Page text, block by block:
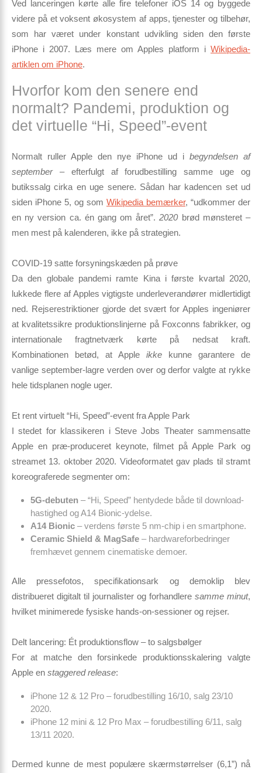
Ved lanceringen kørte alle fire telefoner iOS 14 og byggede
videre på et voksent økosystem af apps, tjenester og tilbehør,
som har været under konstant udvikling siden den første
iPhone i 2007. Læs mere om Apples platform i Wikipedia-
artiklen om iPhone.
Hvorfor kom den senere end
normalt? Pandemi, produktion og
det virtuelle “Hi, Speed”-event
Normalt ruller Apple den nye iPhone ud i begyndelsen af
september– efterfulgt af forudbestilling samme uge og
butikssalg cirka en uge senere. Sådan har kadencen set ud
siden iPhone 5, og som Wikipedia bemærker, “udkommer der
en ny version ca. én gang om året”.2020brød mønsteret –
men mest på kalenderen, ikke på strategien.
COVID-19 satte forsyningskæden på prøve
Da den globale pandemi ramte Kina i første kvartal 2020,
lukkede flere af Apples vigtigste underleverandører midlertidigt
ned. Rejserestriktioner gjorde det svært for Apples ingeniører
at kvalitetssikre produktionslinjerne på Foxconns fabrikker, og
internationale fragt­netværk kørte på nedsat kraft.
Kombinationen betød, at Apple ikke kunne garantere de
vanlige september-lagre verden over og derfor valgte at rykke
hele tidsplanen nogle uger.
Et rent virtuelt “Hi, Speed”-event fra Apple Park
I stedet for klassikeren i Steve Jobs Theater sammensatte
Apple en præ-produceret keynote, filmet på Apple Park og
streamet 13. oktober 2020. Videoformatet gav plads til stramt
koreograferede segmenter om:
5G-debuten – “Hi, Speed” hentydede både til download­
hastighed og A14 Bionic-ydelse.
A14 Bionic – verdens første 5 nm-chip i en smartphone.
Ceramic Shield & MagSafe – hardwareforbedringer
fremhævet gennem cinematiske demoer.
Alle pressefotos, specifikations­ark og demo­klip blev
distribueret digitalt til journalister og forhandlere samme minut,
hvilket minimerede fysiske hands-on-sessioner og rejser.
Delt lancering: Ét produktionsflow – to salgsbølger
For at matche den forsinkede produktionsskalering valgte
Apple en staggered release:
iPhone 12 & 12 Pro – forudbestilling 16/10, salg 23/10
2020.
iPhone 12 mini & 12 Pro Max – forudbestilling 6/11, salg
13/11 2020.
Dermed kunne de mest populære skærmstørrelser (6,1”) nå